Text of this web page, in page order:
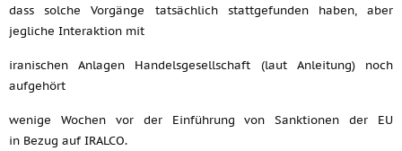
dass solche Vorgänge tatsächlich stattgefunden haben, aber
jegliche Interaktion mit
iranischen Anlagen Handelsgesellschaft (laut Anleitung) noch
aufgehört
wenige Wochen vor der Einführung von Sanktionen der EU
in Bezug auf IRALCO.